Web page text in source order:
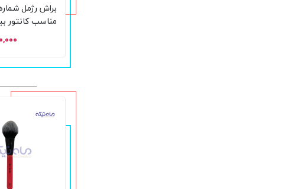
مناسب کانتور